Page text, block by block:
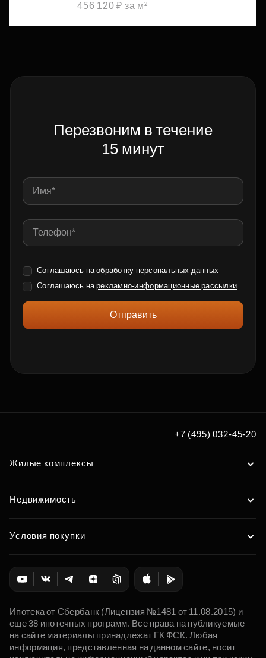
456 120 ₽ за м²
Перезвоним в течение
15 минут
Соглашаюсь на обработку персональных данных
Соглашаюсь нарекламно-информационные рассылки
Отправить
+7 (495) 032-45-20
Жилые комплексы
Недвижимость
Условия покупки
Ипотека от Сбербанк (Лицензия №1481 от 11.08.2015) и
еще 38 ипотечных программ. Все права на публикуемые
на сайте материалы принадлежат ГК ФСК. Любая
информация, представленная на данном сайте, носит